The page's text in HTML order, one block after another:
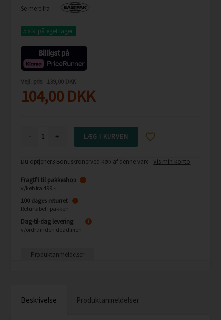
Se mere fra
5 stk. på eget lager
Vejl. pris 139,00 DKK
104,00 DKK
- +
Du optjener3 Bonuskronerved køb af denne vare -Vis min konto
Fragtfri til pakkeshop
v/køb fra 499,-
i
100 dages returret
Returlabel i pakken
i
Dag-til-dag levering
v/ordre inden deadlinen
i
Produktanmeldelser
Beskrivelse Produktanmeldelser